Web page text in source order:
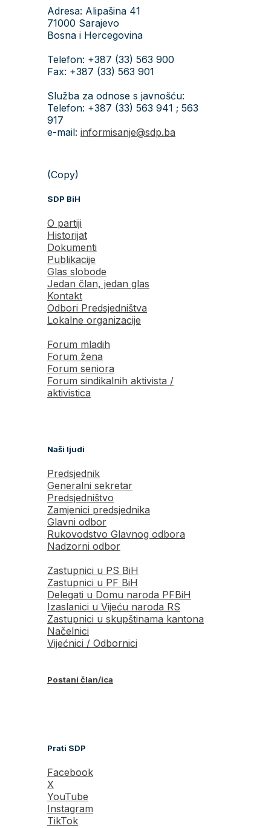
Adresa: Alipašina 41
71000 Sarajevo
Bosna i Hercegovina
Telefon: +387 (33) 563 900
Fax: +387 (33) 563 901
Služba za odnose s javnošću:
Telefon: +387 (33) 563 941 ; 563
917
e-mail: informisanje@sdp.ba
(Copy)
SDP BiH
O partiji
Historijat
Dokumenti
Publikacije
Glas slobode
Jedan član, jedan glas
Kontakt
Odbori Predsjedništva
Lokalne organizacije
Forum mladih
Forum žena
Forum seniora
Forum sindikalnih aktivista /
aktivistica
Naši ljudi
Predsjednik
Generalni sekretar
Predsjedništvo
Zamjenici predsjednika
Glavni odbor
Rukovodstvo Glavnog odbora
Nadzorni odbor
Zastupnici u PS BiH
Zastupnici u PF BiH
Delegati u Domu naroda PFBiH
Izaslanici u Vijeću naroda RS
Zastupnici u skupštinama kantona
Načelnici
Vijećnici / Odbornici
Postani član/ica
Prati SDP
Facebook
X
YouTube
Instagram
TikTok